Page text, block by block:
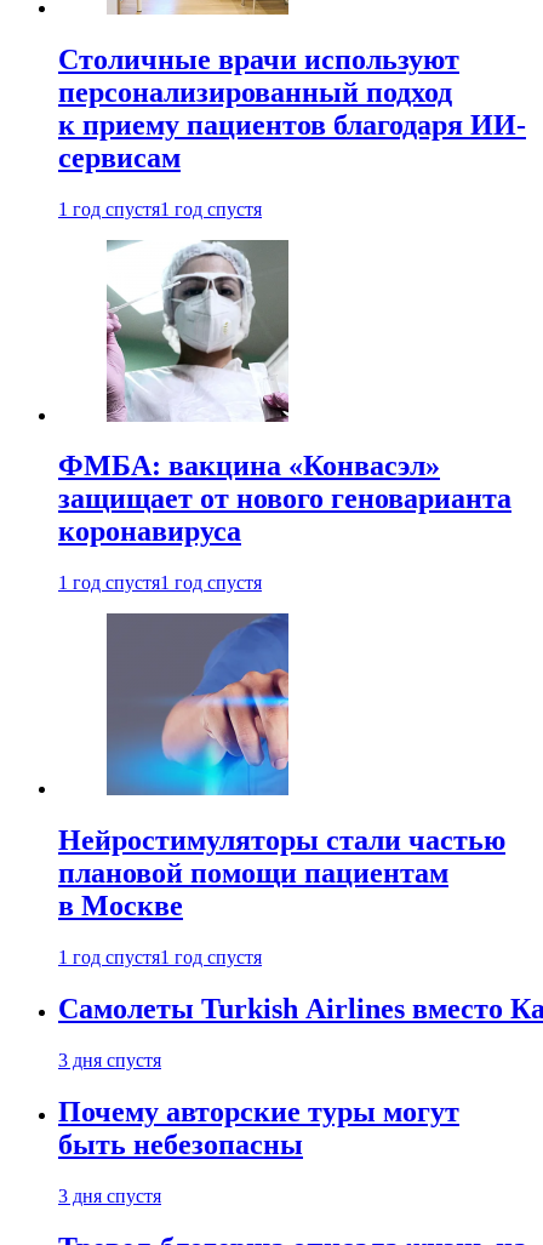
Столичные врачи используют
персонализированный подход
к приему пациентов благодаря ИИ-
сервисам
1 год спустя1 год спустя
ФМБА: вакцина «Конвасэл»
защищает от нового геноварианта
коронавируса
1 год спустя1 год спустя
Нейростимуляторы стали частью
плановой помощи пациентам
в Москве
1 год спустя1 год спустя
Самолеты Turkish Airlines вместо
3 дня спустя
Почему авторские туры могут
быть небезопасны
3 дня спустя